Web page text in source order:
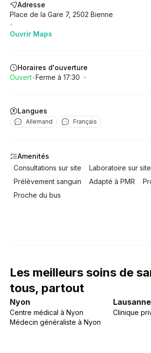
Adresse
Place de la Gare 7, 2502 Bienne
•
Ouvrir Maps
Horaires d'ouverture
Ouvert•Ferme à 17:30
Langues
Allemand Français
Amenités
Consultations sur site
Laboratoire sur site
Prélèvement sanguin
Adapté à PMR
Proche du bus
Les meilleurs soins de
tous, partout
Nyon
Centre médical à Nyon
Médecin généraliste à Nyon
Lausanne
Clinique